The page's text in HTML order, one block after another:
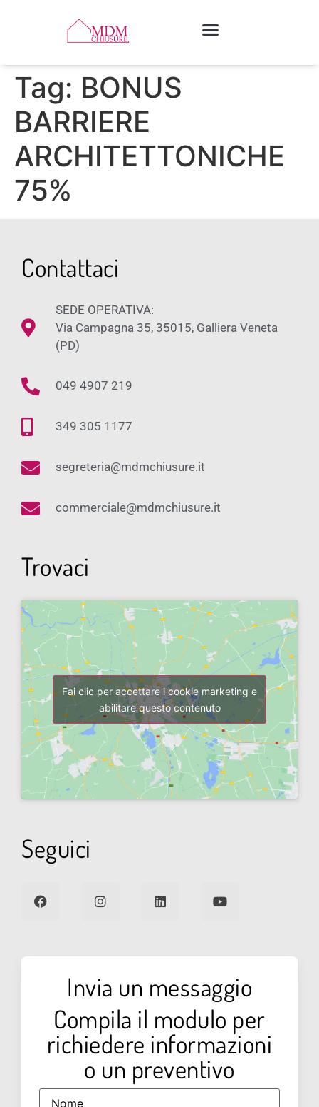
Tag: BONUS
BARRIERE
ARCHITETTONICHE
75%
Contattaci
SEDE OPERATIVA:
Via Campagna 35, 35015, Galliera Veneta
(PD)
049 4907 219
349 305 1177
segreteria@mdmchiusure.it
commerciale@mdmchiusure.it
Trovaci
Fai clic per accettare i cookie marketing e
abilitare questo contenuto
Seguici
Invia un messaggio
Compila il modulo per
richiedere informazioni
o un preventivo